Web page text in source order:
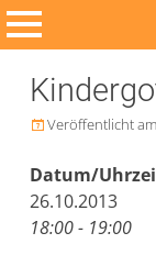
Zum
Inhalt
nach:
Veröffentlicht
Datum/
26.10.2013
18:00 - 19:00